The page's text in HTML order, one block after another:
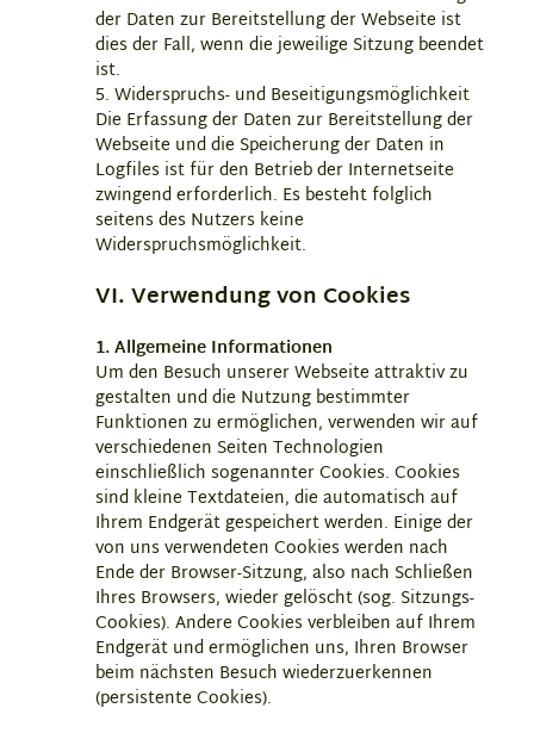
der Daten zur Bereitstellung der Webseite ist
dies der Fall, wenn die jeweilige Sitzung beendet
ist.
5. Widerspruchs- und Beseitigungsmöglichkeit
Die Erfassung der Daten zur Bereitstellung der
Webseite und die Speicherung der Daten in
Logfiles ist für den Betrieb der Internetseite
zwingend erforderlich. Es besteht folglich
seitens des Nutzers keine
Widerspruchsmöglichkeit.
VI. Verwendung von Cookies
1. Allgemeine Informationen
Um den Besuch unserer Webseite attraktiv zu
gestalten und die Nutzung bestimmter
Funktionen zu ermöglichen, verwenden wir auf
verschiedenen Seiten Technologien
einschließlich sogenannter Cookies. Cookies
sind kleine Textdateien, die automatisch auf
Ihrem Endgerät gespeichert werden. Einige der
von uns verwendeten Cookies werden nach
Ende der Browser-Sitzung, also nach Schließen
Ihres Browsers, wieder gelöscht (sog. Sitzungs-
Cookies). Andere Cookies verbleiben auf Ihrem
Endgerät und ermöglichen uns, Ihren Browser
beim nächsten Besuch wiederzuerkennen
(persistente Cookies).